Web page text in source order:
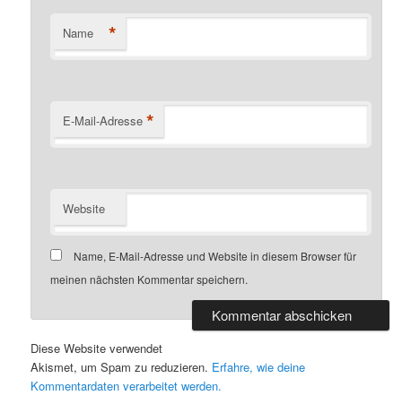
Name *
E-Mail-Adresse *
Website
Name, E-Mail-Adresse und Website in diesem Browser für
meinen nächsten Kommentar speichern.
Diese Website verwendet
Akismet, um Spam zu reduzieren. Erfahre, wie deine
Kommentardaten verarbeitet werden.